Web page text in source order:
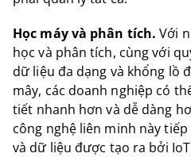
Học máy và phân tích. Với
học và phân tích, cùng với
dữ liệu đa dạng và khổng lồ
mây, các doanh nghiệp có
tiết nhanh hơn và dễ dàng
công nghệ liên minh này
và dữ liệu được tạo ra bởi